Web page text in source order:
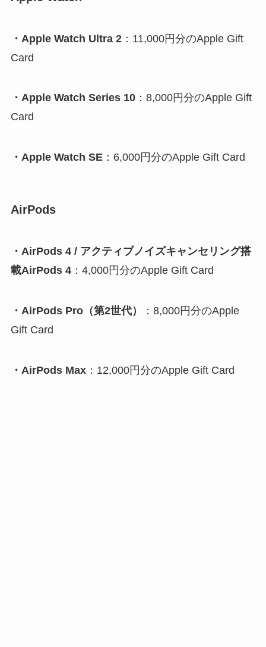
・Apple Watch Ultra 2：11,000円分のApple Gift
Card
・Apple Watch Series 10：8,000円分のApple Gift
Card
・Apple Watch SE：6,000円分のApple Gift Card
AirPods
・AirPods 4 / アクティブノイズキャンセリング搭
載AirPods 4：4,000円分のApple Gift Card
・AirPods Pro（第2世代）
：8,000円分のApple
Gift Card
・AirPods Max：12,000円分のApple Gift Card